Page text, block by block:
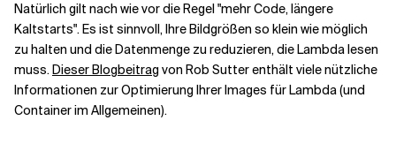
Natürlich gilt nach wie vor die Regel "mehr Code, längere
Kaltstarts". Es ist sinnvoll, Ihre Bildgrößen so klein wie möglich
zu halten und die Datenmenge zu reduzieren, die Lambda lesen
muss.Dieser Blogbeitrag von Rob Sutter enthält viele nützliche
Informationen zur Optimierung Ihrer Images für Lambda (und
Container im Allgemeinen).